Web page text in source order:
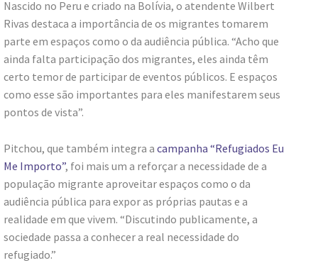
Nascido no Peru e criado na Bolívia, o atendente Wilbert
Rivas destaca a importância de os migrantes tomarem
parte em espaços como o da audiência pública. “Acho que
ainda falta participação dos migrantes, eles ainda têm
certo temor de participar de eventos públicos. E espaços
como esse são importantes para eles manifestarem seus
pontos de vista”.
Pitchou, que também integra a campanha “Refugiados Eu
Me Importo”, foi mais um a reforçar a necessidade de a
população migrante aproveitar espaços como o da
audiência pública para expor as próprias pautas e a
realidade em que vivem. “Discutindo publicamente, a
sociedade passa a conhecer a real necessidade do
refugiado.”